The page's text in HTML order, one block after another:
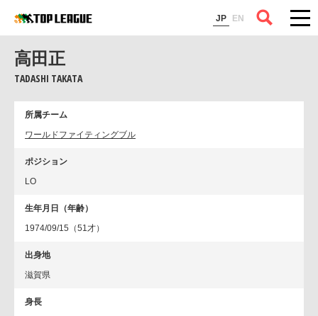
JP EN
コラム
高田正
TADASHI TAKATA
所属チーム
ワールドファイティングブル
ポジション
LO
生年月日（年齢）
1974/09/15（51才）
出身地
滋賀県
身長